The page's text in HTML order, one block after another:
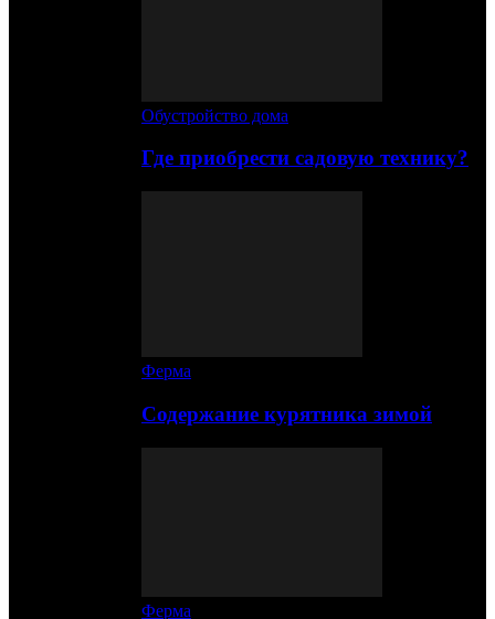
Обустройство дома
Где приобрести садовую технику?
Ферма
Содержание курятника зимой
Ферма